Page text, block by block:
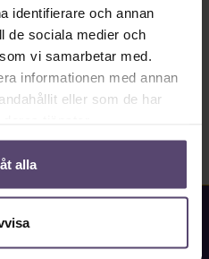
identifierare och annan
de sociala medier och
vi samarbetar med.
informationen med annan
eller som de har
alla
030 346491870